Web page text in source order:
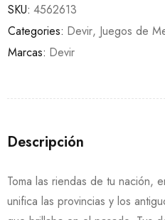
SKU: 4562613
Categories: Devir, Juegos de
Marcas: Devir
Descripción
Toma las riendas de tu nación,
unifica las provincias y los